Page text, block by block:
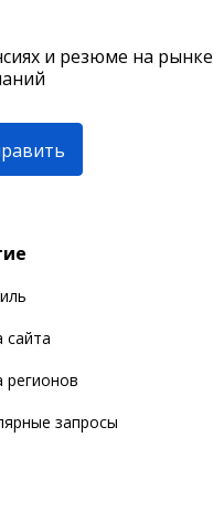
и резюме на рынке
сайта
регионов
запросы